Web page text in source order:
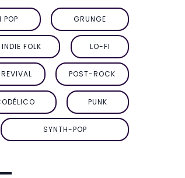
POP GRUNGE
INDIE FOLK LO-FI
POST-ROCK
PUNK
SYNTH-POP